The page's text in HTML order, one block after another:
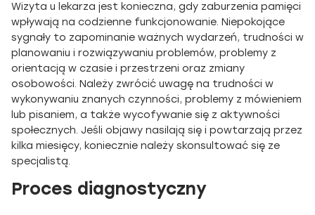
Wizyta u lekarza jest konieczna, gdy zaburzenia pamięci
wpływają na codzienne funkcjonowanie. Niepokojące
sygnały to zapominanie ważnych wydarzeń, trudności w
planowaniu i rozwiązywaniu problemów, problemy z
orientacją w czasie i przestrzeni oraz zmiany
osobowości. Należy zwrócić uwagę na trudności w
wykonywaniu znanych czynności, problemy z mówieniem
lub pisaniem, a także wycofywanie się z aktywności
społecznych. Jeśli objawy nasilają się i powtarzają przez
kilka miesięcy, koniecznie należy skonsultować się ze
specjalistą.
Proces diagnostyczny